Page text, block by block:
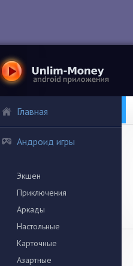
Главная
Андроид игры
Экшен
Приключения
Аркады
Настольные
Карточные
Азартные